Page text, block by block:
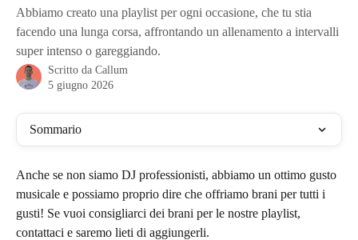
Abbiamo creato una playlist per ogni occasione, che tu stia
facendo una lunga corsa, affrontando un allenamento a intervalli
super intenso o gareggiando.
Scritto da Callum
5 giugno 2026
Sommario
Anche se non siamo DJ professionisti, abbiamo un ottimo gusto
musicale e possiamo proprio dire che offriamo brani per tutti i
gusti! Se vuoi consigliarci dei brani per le nostre playlist,
contattaci e saremo lieti di aggiungerli.